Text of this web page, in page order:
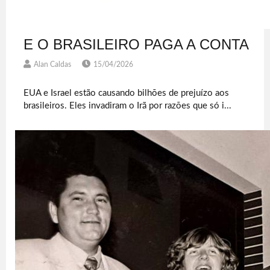
E O BRASILEIRO PAGA A CONTA
Alan Caldas 15/04/2026
EUA e Israel estão causando bilhões de prejuízo aos
brasileiros. Eles invadiram o Irã por razões que só i...